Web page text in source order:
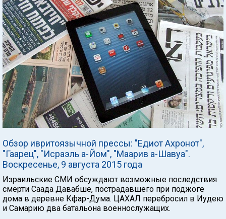
Обзор ивритоязычной прессы: "Едиот Ахронот",
"Гаарец", "Исраэль а-Йом", "Маарив а-Шавуа".
Воскресенье, 9 августа 2015 года
Израильские СМИ обсуждают возможные последствия
смерти Саада Давабше, пострадавшего при поджоге
дома в деревне Кфар-Дума. ЦАХАЛ перебросил в Иудею
и Самарию два батальона военнослужащих.